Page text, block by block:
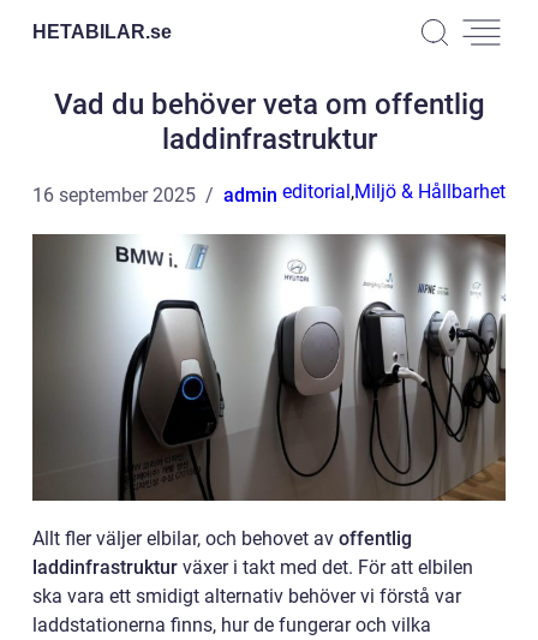
HETABILAR.se
Vad du behöver veta om offentlig
laddinfrastruktur
16 september 2025 admin editorial,Miljö & Hållbarhet
Allt fler väljer elbilar, och behovet av offentlig
laddinfrastruktur växer i takt med det. För att elbilen
ska vara ett smidigt alternativ behöver vi förstå var
laddstationerna finns, hur de fungerar och vilka